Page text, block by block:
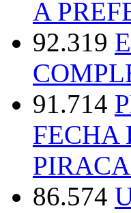
A
92.319
91.714
FECHA
86.574